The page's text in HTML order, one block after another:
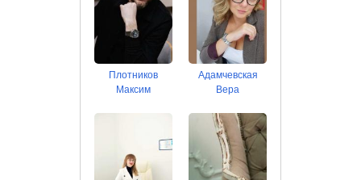
Плотников
Максим
Адамчевская
Вера